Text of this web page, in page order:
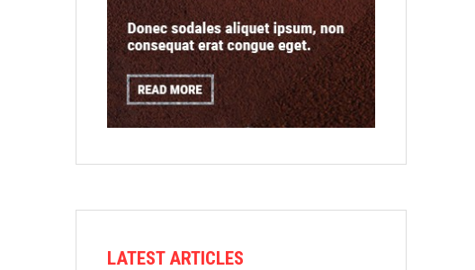
LATEST ARTICLES